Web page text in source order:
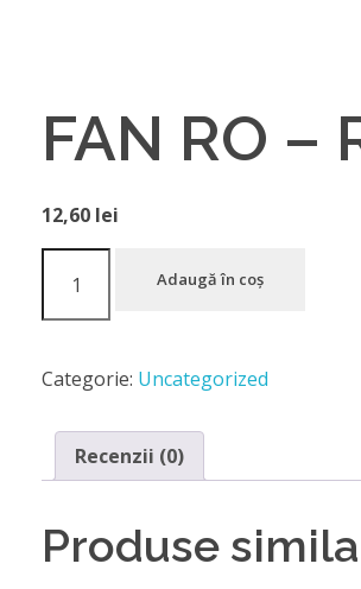
FAN RO –
12,60 lei
Adaugă în coș
Categorie: Uncategorized
Recenzii (0)
Produse